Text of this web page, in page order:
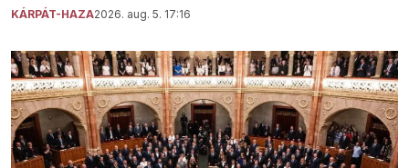
KÁRPÁT-HAZA2026. aug. 5. 17:16